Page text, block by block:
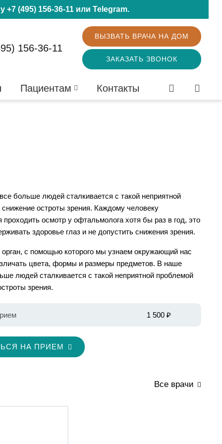
+7 (495) 156-36-11или Telegram.
156-36-11
ВЫЗВАТЬ ВРАЧА НА ДОМ
ЗАКАЗАТЬ ЗВОНОК
Пациентам Контакты
больше людей сталкивается с такой неприятной
остроты зрения. Каждому человеку
проходить осмотр у офтальмолога хотя бы раз в год, это
здоровье глаз и не допустить снижения зрения.
орган, с помощью которого мы узнаем окружающий нас
цвета, формы и размеры предметов. В наше
людей сталкивается с такой неприятной проблемой
зрения.
1 500 ₽
НА ПРИЕМ
Все врачи